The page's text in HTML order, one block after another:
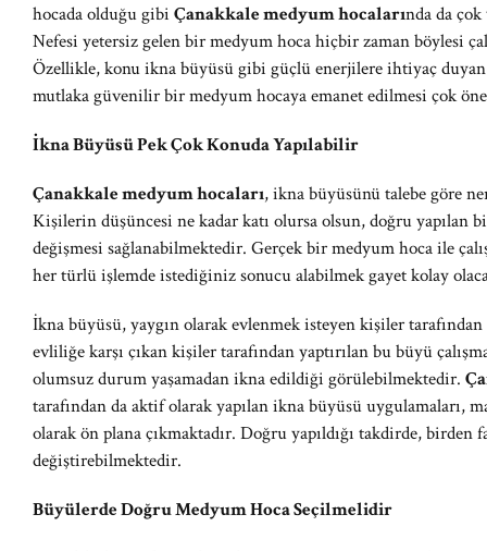
hocada olduğu gibi Çanakkale medyum hocalarında da
Nefesi yetersiz gelen bir medyum hoca hiçbir zaman böylesi
Özellikle, konu ikna büyüsü gibi güçlü enerjilere ihtiyaç
mutlaka güvenilir bir medyum hocaya emanet edilmesi çok
İkna Büyüsü Pek Çok Konuda Yapılabilir
Çanakkale medyum hocaları, ikna büyüsünü talebe göre
Kişilerin düşüncesi ne kadar katı olursa olsun, doğru yapılan
değişmesi sağlanabilmektedir. Gerçek bir medyum hoca ile
her türlü işlemde istediğiniz sonucu alabilmek gayet kolay
İkna büyüsü, yaygın olarak evlenmek isteyen kişiler
evliliğe karşı çıkan kişiler tarafından yaptırılan bu büyü
olumsuz durum yaşamadan ikna edildiği görülebilmektedir.
tarafından da aktif olarak yapılan ikna büyüsü uygulamaları,
olarak ön plana çıkmaktadır. Doğru yapıldığı takdirde,
değiştirebilmektedir.
Büyülerde Doğru Medyum Hoca Seçilmelidir